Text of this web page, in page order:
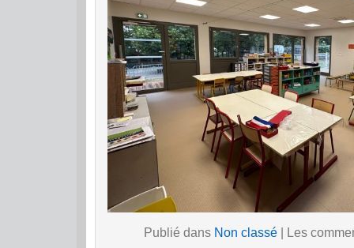
Publié dans Non classé| Les